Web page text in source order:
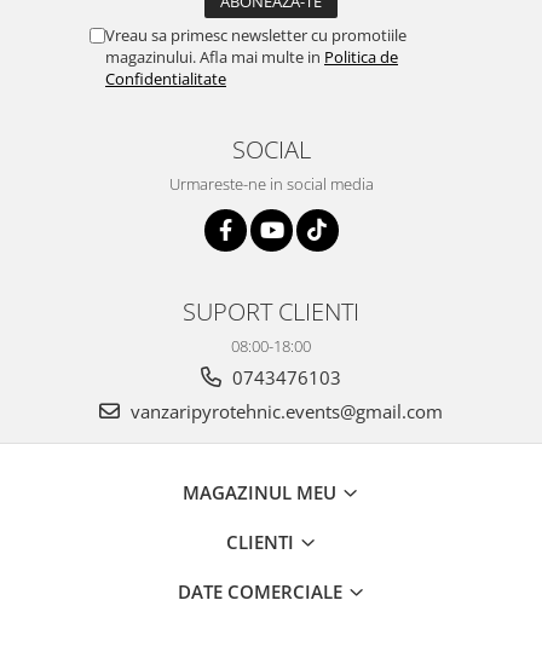
Vreau sa primesc newsletter cu promotiile
magazinului. Afla mai multe in Politica de
Confidentialitate
SOCIAL
Urmareste-ne in social media
SUPORT CLIENTI
08:00-18:00
0743476103
vanzaripyrotehnic.events@gmail.com
MAGAZINUL MEU
CLIENTI
DATE COMERCIALE